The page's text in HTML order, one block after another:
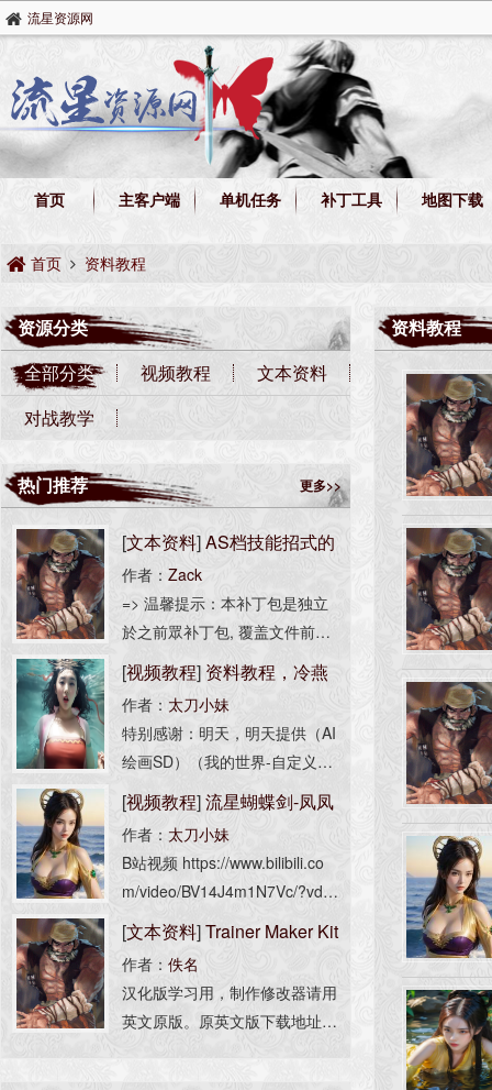
流星资源网
首页 主客户端 单机任务 补丁工具 地图下载
首页 资料教程
资料教程
资源分类
全部分类
视频教程
文本资料
对战教学
热门推荐 更多>>
[文本资料]AS档技能招式的
设计猜想
作者： Zack
=> 温馨提示：本补丁包是独立
於之前眾补丁包, 覆盖文件前请
事先备份原始档案群 定位：新
技能／招式系统研发並修改之用
（非认真之作，勿喷） 使用方
法: *请把AsScripts\Level\AsCSk
[视频教程] 资料教程，冷燕
与金华城
作者： 太刀小妹
特别感谢：明天，明天提供（AI
绘画SD）（我的世界-自定义史
蒂夫MOD-冷燕） 使用到的工具
有 MMD AI绘画SD 我的世界-自
定义史蒂夫MOD（冷燕在游戏
里有光影） PS(合成调整） -----
--------------
[视频教程]流星蝴蝶剑-凤凤
专辑
作者： 太刀小妹
B站视频 https://www.bilibili.co
m/video/BV14J4m1N7Vc/?vd_s
ource=36fc7a0976b3fc346bdc
0f968fb3b1f9#reply125454618
4
[文本资料]Trainer Maker Kit
使用简单教程
作者： 佚名
汉化版学习用，制作修改器请用
英文原版。原英文版下载地址：
p?id=151